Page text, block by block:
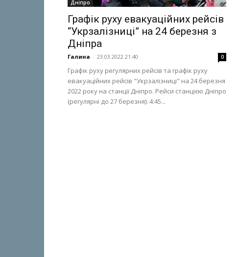
Дніпро
Графік руху евакуаційних рейсів
“Укрзалізниці” на 24 березня з
Дніпра
Галина - 23.03.2022 21:40 0
Графік руху регулярних рейсів та графік руху
евакуаційних рейсів "Укрзалізниці" на 24 березня
2022 року на станції Дніпро. Рейси станцією Дніпро
(регулярні до 27 березня): 4:45...